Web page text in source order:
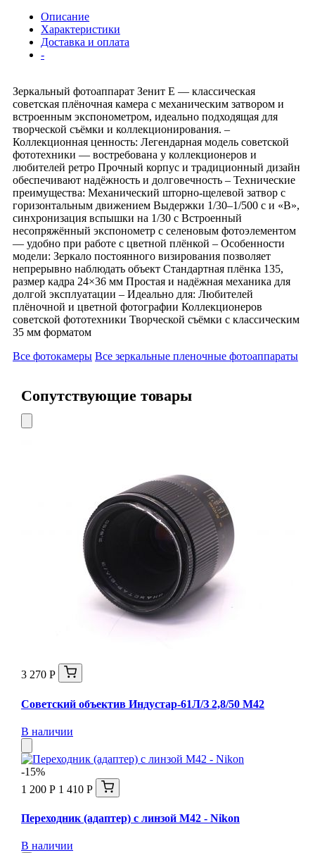
Описание
Характеристики
Доставка и оплата
-
Зеркальный фотоаппарат Зенит Е — классическая
советская плёночная камера с механическим затвором и
встроенным экспонометром, идеально подходящая для
творческой съёмки и коллекционирования. –
Коллекционная ценность: Легендарная модель советской
фототехники — востребована у коллекционеров и
любителей ретро Прочный корпус и традиционный дизайн
обеспечивают надёжность и долговечность – Технические
преимущества: Механический шторно-щелевой затвор с
горизонтальным движением Выдержки 1/30–1/500 с и «B»,
синхронизация вспышки на 1/30 с Встроенный
несопряжённый экспонометр с селеновым фотоэлементом
— удобно при работе с цветной плёнкой – Особенности
модели: Зеркало постоянного визирования позволяет
непрерывно наблюдать объект Стандартная плёнка 135,
размер кадра 24×36 мм Простая и надёжная механика для
долгой эксплуатации – Идеально для: Любителей
плёночной и цветной фотографии Коллекционеров
советской фототехники Творческой съёмки с классическим
35 мм форматом
Все фотокамеры Все зеркальные пленочные фотоаппараты
Сопутствующие товары
3 270 Р
Советский объектив Индустар-61Л/З 2,8/50 М42
В наличии
-15%
1 200 Р 1 410 Р
Переходник (адаптер) с линзой М42 - Nikon
В наличии